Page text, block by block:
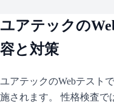
ユアテックの
容と対策
ユアテックのWebテスト
施されます。 性格検査で